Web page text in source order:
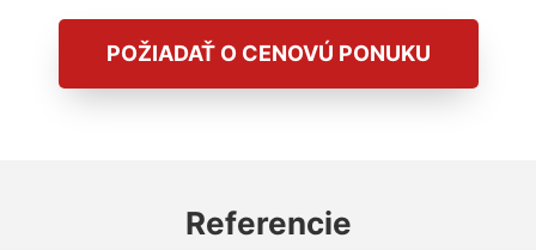
POŽIADAŤ O CENOVÚ PONUKU
Referencie